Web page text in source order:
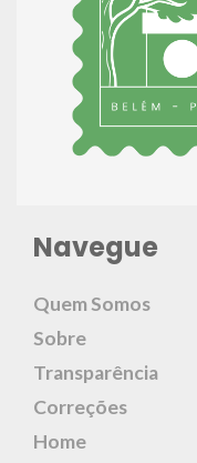
Navegue
Quem Somos
Sobre
Transparência
Correções
Home